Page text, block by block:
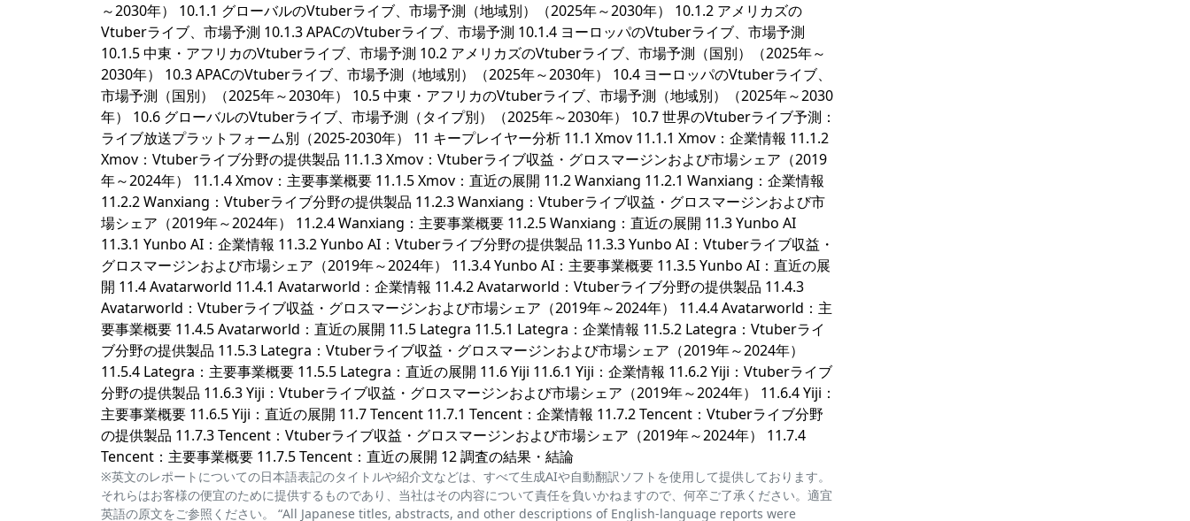
～2030年） 10.1.1 グローバルのVtuberライブ、市場予測（地域別）（2025年～2030年） 10.1.2 アメリカズの
Vtuberライブ、市場予測 10.1.3 APACのVtuberライブ、市場予測 10.1.4 ヨーロッパのVtuberライブ、市場予測
10.1.5 中東・アフリカのVtuberライブ、市場予測 10.2 アメリカズのVtuberライブ、市場予測（国別）（2025年～
2030年） 10.3 APACのVtuberライブ、市場予測（地域別）（2025年～2030年） 10.4 ヨーロッパのVtuberライブ、
市場予測（国別）（2025年～2030年） 10.5 中東・アフリカのVtuberライブ、市場予測（地域別）（2025年～2030
年） 10.6 グローバルのVtuberライブ、市場予測（タイプ別）（2025年～2030年） 10.7 世界のVtuberライブ予測：
ライブ放送プラットフォーム別（2025-2030年） 11 キープレイヤー分析 11.1 Xmov 11.1.1 Xmov：企業情報 11.1.2
Xmov：Vtuberライブ分野の提供製品 11.1.3 Xmov：Vtuberライブ収益・グロスマージンおよび市場シェア（2019
年～2024年） 11.1.4 Xmov：主要事業概要 11.1.5 Xmov：直近の展開 11.2 Wanxiang 11.2.1 Wanxiang：企業情報
11.2.2 Wanxiang：Vtuberライブ分野の提供製品 11.2.3 Wanxiang：Vtuberライブ収益・グロスマージンおよび市
場シェア（2019年～2024年） 11.2.4 Wanxiang：主要事業概要 11.2.5 Wanxiang：直近の展開 11.3 Yunbo AI
11.3.1 Yunbo AI：企業情報 11.3.2 Yunbo AI：Vtuberライブ分野の提供製品 11.3.3 Yunbo AI：Vtuberライブ収益・
グロスマージンおよび市場シェア（2019年～2024年） 11.3.4 Yunbo AI：主要事業概要 11.3.5 Yunbo AI：直近の展
開 11.4 Avatarworld 11.4.1 Avatarworld：企業情報 11.4.2 Avatarworld：Vtuberライブ分野の提供製品 11.4.3
Avatarworld：Vtuberライブ収益・グロスマージンおよび市場シェア（2019年～2024年） 11.4.4 Avatarworld：主
要事業概要 11.4.5 Avatarworld：直近の展開 11.5 Lategra 11.5.1 Lategra：企業情報 11.5.2 Lategra：Vtuberライ
ブ分野の提供製品 11.5.3 Lategra：Vtuberライブ収益・グロスマージンおよび市場シェア（2019年～2024年）
11.5.4 Lategra：主要事業概要 11.5.5 Lategra：直近の展開 11.6 Yiji 11.6.1 Yiji：企業情報 11.6.2 Yiji：Vtuberライブ
分野の提供製品 11.6.3 Yiji：Vtuberライブ収益・グロスマージンおよび市場シェア（2019年～2024年） 11.6.4 Yiji：
主要事業概要 11.6.5 Yiji：直近の展開 11.7 Tencent 11.7.1 Tencent：企業情報 11.7.2 Tencent：Vtuberライブ分野
の提供製品 11.7.3 Tencent：Vtuberライブ収益・グロスマージンおよび市場シェア（2019年～2024年） 11.7.4
Tencent：主要事業概要 11.7.5 Tencent：直近の展開 12 調査の結果・結論
※英文のレポートについての日本語表記のタイトルや紹介文などは、すべて生成AIや自動翻訳ソフトを使用して提供しております。
それらはお客様の便宜のために提供するものであり、当社はその内容について責任を負いかねますので、何卒ご了承ください。適宜
英語の原文をご参照ください。 “All Japanese titles, abstracts, and other descriptions of English-language reports were